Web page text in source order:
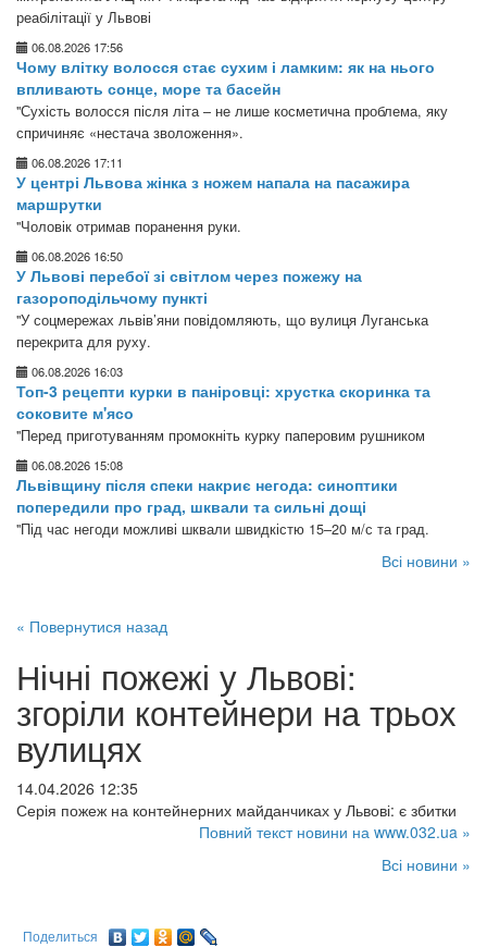
реабілітації у Львові
06.08.2026 17:56
Чому влітку волосся стає сухим і ламким: як на нього
впливають сонце, море та басейн
"Сухість волосся після літа – не лише косметична проблема, яку
спричиняє «нестача зволоження».
06.08.2026 17:11
У центрі Львова жінка з ножем напала на пасажира
маршрутки
"Чоловік отримав поранення руки.
06.08.2026 16:50
У Львові перебої зі світлом через пожежу на
газороподільчому пункті
"У соцмережах львів’яни повідомляють, що вулиця Луганська
перекрита для руху.
06.08.2026 16:03
Топ-3 рецепти курки в паніровці: хрустка скоринка та
соковите м'ясо
"Перед приготуванням промокніть курку паперовим рушником
06.08.2026 15:08
Львівщину після спеки накриє негода: синоптики
попередили про град, шквали та сильні дощі
"Під час негоди можливі шквали швидкістю 15–20 м/с та град.
Всі новини »
« Повернутися назад
Нічні пожежі у Львові:
згоріли контейнери на трьох
вулицях
14.04.2026 12:35
Серія пожеж на контейнерних майданчиках у Львові: є збитки
Повний текст новини на www.032.ua »
Всі новини »
Поделиться